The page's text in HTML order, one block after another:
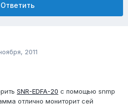
Ответить
2011
SNR-EDFA-20 с помощью snmp
отлично мониторит сей